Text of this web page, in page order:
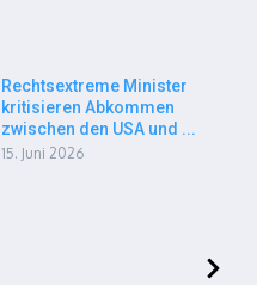
Rechtsextreme Minister
kritisieren Abkommen
zwischen den USA und ...
15. Juni 2026